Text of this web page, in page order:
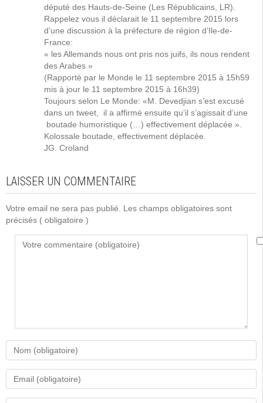
député des Hauts-de-Seine (Les Républicains, LR).
Rappelez vous il déclarait le 11 septembre 2015 lors
d’une discussion à la préfecture de région d’Ile-de-
France:
« les Allemands nous ont pris nos juifs, ils nous rendent
des Arabes »
(Rapporté par le Monde le 11 septembre 2015 à 15h59
mis à jour le 11 septembre 2015 à 16h39)
Toujours selon Le Monde: «M. Devedjian s’est excusé
dans un tweet, il a affirmé ensuite qu’il s’agissait d’une
boutade humoristique (…) effectivement déplacée ».
Kolossale boutade, effectivement déplacée.
JG. Croland
LAISSER UN COMMENTAIRE
Votre email ne sera pas publié. Les champs obligatoires sont
précisés ( obligatoire )